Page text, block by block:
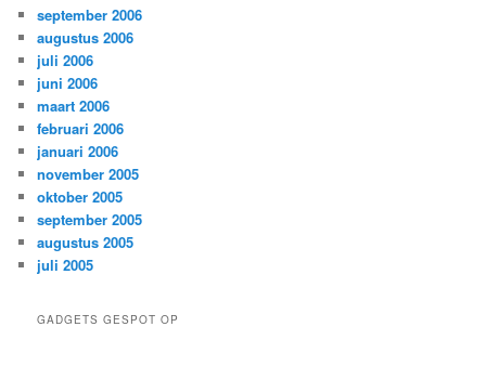
september 2006
augustus 2006
juli 2006
juni 2006
maart 2006
februari 2006
januari 2006
november 2005
oktober 2005
september 2005
augustus 2005
juli 2005
GADGETS GESPOT OP